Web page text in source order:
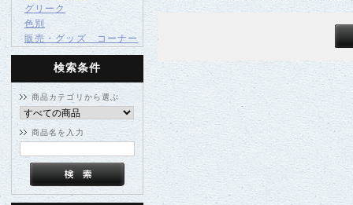
グリーク
色別
販売・グッズ コーナー
検索条件
商品カテゴリから選ぶ
商品名を入力